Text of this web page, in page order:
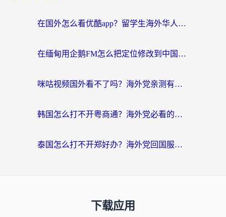
在国外怎么看优酷app？留学生海外华人必看的无限制追剧指南
在缅甸用企鹅FM怎么把定位修改到中国国内？海外党解决地域限制的实用指南
咪咕视频国外看不了吗？海外党亲测有效的回国加速解决方案
韩国怎么打不开粤商通？海外党必看的回国加速器选择指南（附加拿大农行俄罗斯有缘网解决方案）
泰国怎么打不开郑好办？海外党回国服务+影音追剧全搞定的实用指南
下载应用